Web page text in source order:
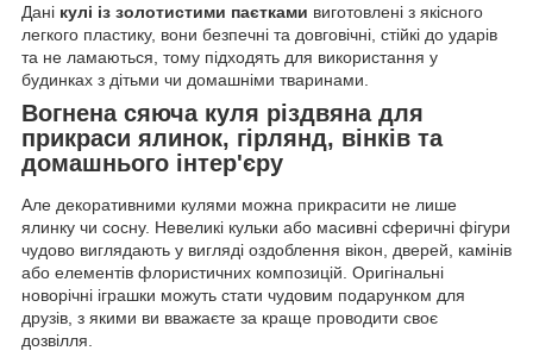
Дані кулі із золотистими паєтками виготовлені з якісного
легкого пластику, вони безпечні та довговічні, стійкі до ударів
та не ламаються, тому підходять для використання у
будинках з дітьми чи домашніми тваринами.
Вогнена сяюча куля різдвяна для
прикраси ялинок, гірлянд, вінків та
домашнього інтер'єру
Але декоративними кулями можна прикрасити не лише
ялинку чи сосну. Невеликі кульки або масивні сферичні фігури
чудово виглядають у вигляді оздоблення вікон, дверей, камінів
або елементів флористичних композицій. Оригінальні
новорічні іграшки можуть стати чудовим подарунком для
друзів, з якими ви вважаєте за краще проводити своє
дозвілля.